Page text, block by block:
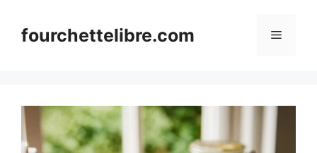
contentfourchettelibre.com Menu